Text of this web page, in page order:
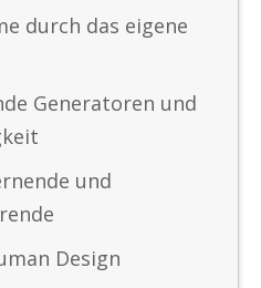
durch das eigene
Generatoren und
und
Design